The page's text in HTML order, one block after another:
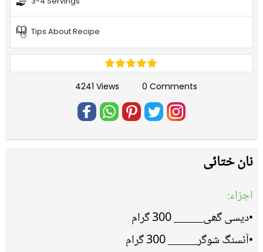
Tips About Recipe
4241 Views 0 Comments
نان ختائی
اجزاء:
•دیسی گھی_____ 300 گرام
•آئسنگ شوگر_____ 300 گرام